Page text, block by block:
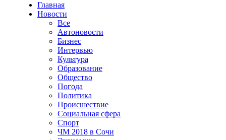
Главная
Новости
Все
Автоновости
Бизнес
Интервью
Культура
Образование
Общество
Погода
Политика
Происшествие
Социальная сфера
Спорт
ЧМ 2018 в Сочи